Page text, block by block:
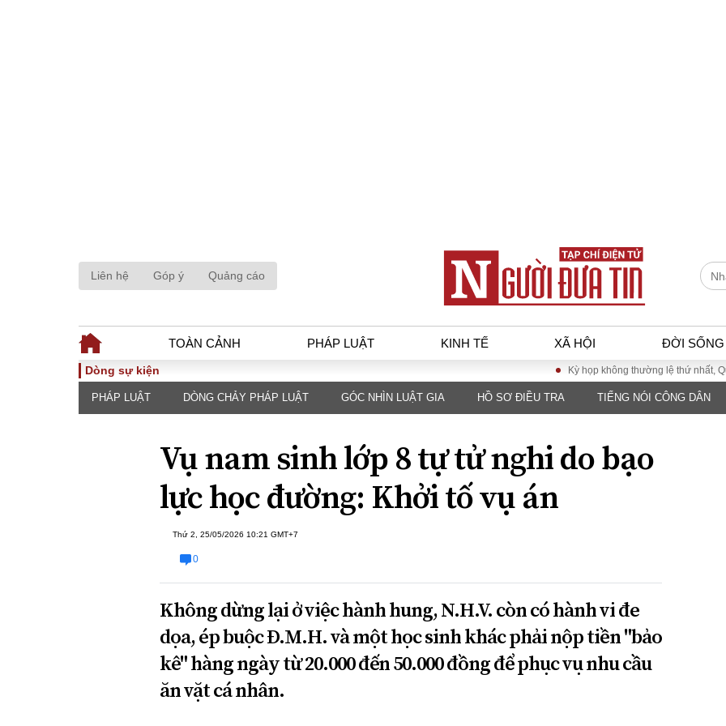
Liên hệ Góp ý Quảng cáo
TOÀN CẢNH PHÁP LUẬT KINH TẾ XÃ HỘI ĐỜI SỐNG
TOÀN CẢNH
Chính sách
Đối thoại
PHÁP LUẬT
luật
Góc nhìn luật gia
Hồ sơ điều tra
Tiếng nói công dân
KINH TẾ
Tài chính - Ngân
hàng
Kinh tế vĩ mô
Hồ sơ doanh
luận
Công nghệ
XÃ HỘI
ĐA CHIỀU
Dòng sự kiện Kỳ họp không thường lệ thứ nhất, Quốc hội
PHÁP LUẬT DÒNG CHẢY PHÁP LUẬT GÓC NHÌN LUẬT GIA HỒ SƠ ĐIỀU TRA TIẾNG NÓI CÔNG DÂN
Vụ nam sinh lớp 8 tự tử nghi do bạo
lực học đường: Khởi tố vụ án
Thứ 2, 25/05/2026 10:21 GMT+7
0
Không dừng lại ở việc hành hung, N.H.V. còn có hành vi đe
dọa, ép buộc Đ.M.H. và một học sinh khác phải nộp tiền "bảo
kê" hàng ngày từ 20.000 đến 50.000 đồng để phục vụ nhu cầu
ăn vặt cá nhân.